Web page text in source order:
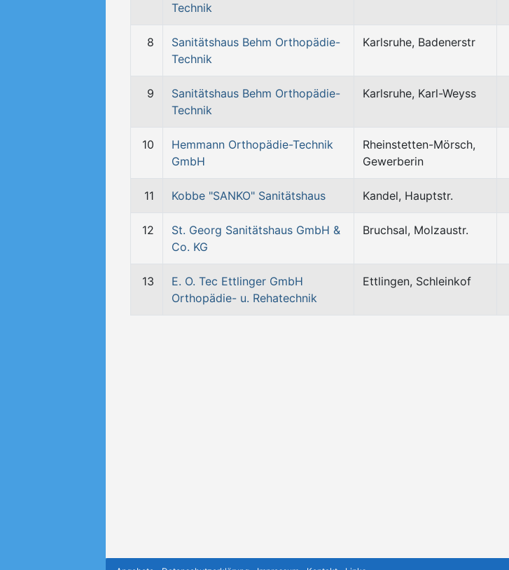
Technik
8
Sanitätshaus Behm Orthopädie-
Technik
Karlsruhe, Badenerstr
9
Sanitätshaus Behm Orthopädie-
Technik
Karlsruhe, Karl-Weyss
10
Hemmann Orthopädie-Technik
GmbH
Rheinstetten-Mörsch,
Gewerberin
11 Kobbe "SANKO" Sanitätshaus Kandel, Hauptstr.
12
St. Georg Sanitätshaus GmbH &
Co. KG
Bruchsal, Molzaustr.
13
E. O. Tec Ettlinger GmbH
Orthopädie- u. Rehatechnik
Ettlingen, Schleinkof